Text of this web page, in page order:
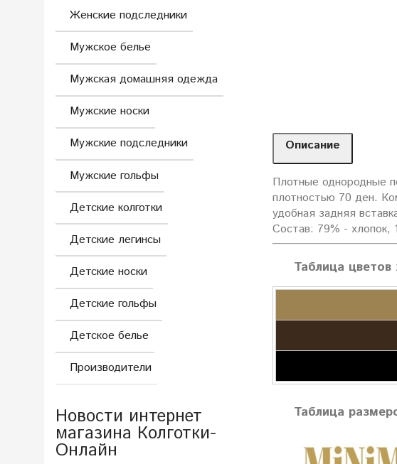
Описание
Плотные однородные
плотностью 70 ден.
удобная задняя
Состав: 79% - хлопок,
Таблица
Таблица
Женские подследники
Мужское белье
Мужская домашняя одежда
Мужские носки
Мужские подследники
Мужские гольфы
Детские колготки
Детские легинсы
Детские носки
Детские гольфы
Детское белье
Производители
Новости интернет
магазина Колготки-
Онлайн